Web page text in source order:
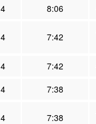
4
8:06
4 7:42
4
7:42
4
7:38
4 7:38